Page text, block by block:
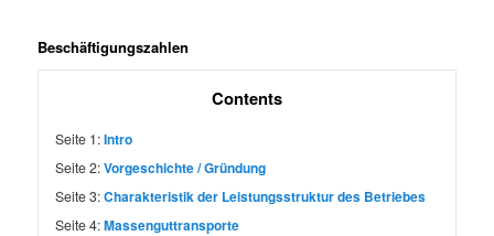
Beschäftigungszahlen
Contents
Seite 1:Intro
Seite 2:Vorgeschichte / Gründung
Seite 3:Charakteristik der Leistungsstruktur des Betriebes
Seite 4:Massenguttransporte